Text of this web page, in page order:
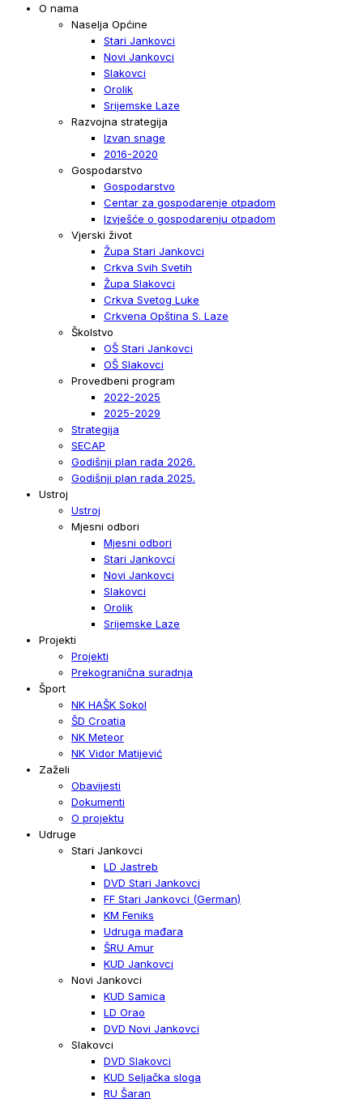
O nama
Naselja Općine
Stari Jankovci
Novi Jankovci
Slakovci
Orolik
Srijemske Laze
Razvojna strategija
Izvan snage
2016-2020
Gospodarstvo
Gospodarstvo
Centar za gospodarenje otpadom
Izvješće o gospodarenju otpadom
Vjerski život
Župa Stari Jankovci
Crkva Svih Svetih
Župa Slakovci
Crkva Svetog Luke
Crkvena Opština S. Laze
Školstvo
OŠ Stari Jankovci
OŠ Slakovci
Provedbeni program
2022-2025
2025-2029
Strategija
SECAP
Godišnji plan rada 2026.
Godišnji plan rada 2025.
Ustroj
Ustroj
Mjesni odbori
Mjesni odbori
Stari Jankovci
Novi Jankovci
Slakovci
Orolik
Srijemske Laze
Projekti
Projekti
Prekogranična suradnja
Šport
NK HAŠK Sokol
ŠD Croatia
NK Meteor
NK Vidor Matijević
Zaželi
Obavijesti
Dokumenti
O projektu
Udruge
Stari Jankovci
LD Jastreb
DVD Stari Jankovci
FF Stari Jankovci (German)
KM Feniks
Udruga mađara
ŠRU Amur
KUD Jankovci
Novi Jankovci
KUD Samica
LD Orao
DVD Novi Jankovci
Slakovci
DVD Slakovci
KUD Seljačka sloga
RU Šaran